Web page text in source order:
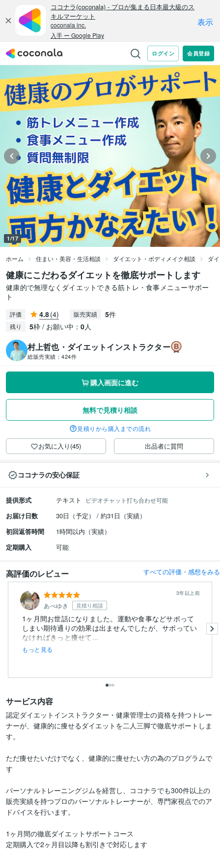
1/17
ホーム 住まい・美容・生活相談 ダイエット・ボディメイク相談 ダ
健康にこだわるダイエットを徹底サポートします
健康的で無理なくダイエットできる筋トレ・食事メニューサポー
ト
評価 4.8(4) 販売実績 5件
残り 5枠 / お願い中： 0人
村上哲也・ダイエットインストラクター
総販売実績： 424件
購入画面に進む
無料で見積り相談
見積りから購入までの流れ
お気に入り(45) 出品者に質問
ココナラの安心保証
提供形式 テキスト ビデオチャット打ち合わせ可能
お届け日数
30日（予定） / 約31日（実績）
初回返答時間
1時間以内（実績）
定期購入
可能
高評価のレビュー すべての評価・感想をみる
あべゆき 見積り相談
3年以上前
1ヶ月間お世話になりました。運動や食事などサボって
しまい期待通りの効果は出ませんでしたが、サボってい
なければきっと痩せて...
もっと見る
サービス内容
認定ダイエットインストラクター・健康管理士の資格を持つトレー
ナーが、健康的に痩せるダイエットを二人三脚で徹底サポートしま
す。
ただ痩せたいだけでなく、健康的に痩せたい方の為のプログラムで
す
パーソナルトレーニングジムを経営し、ココナラでも300件以上の
販売実績を持つプロのパーソナルトレーナーが、専門家視点でのア
ドバイスを行います。
1ヶ月間の徹底ダイエットサポートコース
定期購入で2ヶ月目以降も割引きで対応します